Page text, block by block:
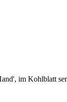
im Kohlblatt